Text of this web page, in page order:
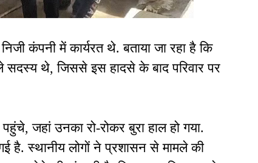
कंपनी में कार्यरत थे. बताया जा रहा है कि
सदस्य थे, जिससे इस हादसे के बाद परिवार पर
जहां उनका रो-रोकर बुरा हाल हो गया.
है. स्थानीय लोगों ने प्रशासन से मामले की